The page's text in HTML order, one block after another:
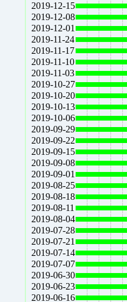
2019-12-15
2019-12-08
2019-12-01
2019-11-24
2019-11-17
2019-11-10
2019-11-03
2019-10-27
2019-10-20
2019-10-13
2019-10-06
2019-09-29
2019-09-22
2019-09-15
2019-09-08
2019-09-01
2019-08-25
2019-08-18
2019-08-11
2019-08-04
2019-07-28
2019-07-21
2019-07-14
2019-07-07
2019-06-30
2019-06-23
2019-06-16